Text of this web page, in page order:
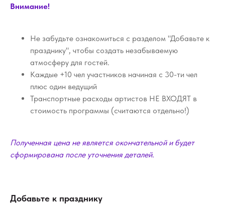
Внимание!
Не забудьте ознакомиться с разделом "Добавьте к
празднику", чтобы создать незабываемую
атмосферу для гостей.
Каждые +10 чел участников начиная с 30-ти чел
плюс один ведущий
Транспортные расходы артистов НЕ ВХОДЯТ в
стоимость программы (считаются отдельно!)
Полученная цена не является окончательной и будет
сформирована после уточнения деталей.
Добавьте к празднику